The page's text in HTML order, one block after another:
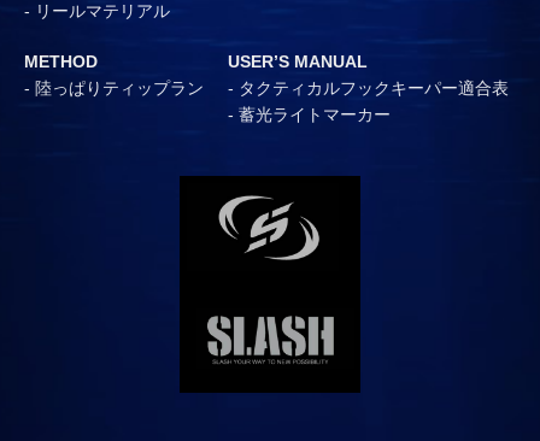
リールマテリアル
METHOD
陸っぱりティップラン
USER’S MANUAL
タクティカルフックキーパー適合表
蓄光ライトマーカー